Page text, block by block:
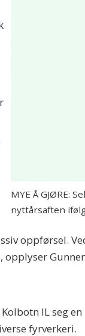
MYE Å GJØRE:
nyttårsaften
oppførsel.
opplyser
IL seg
fyrverkeri.